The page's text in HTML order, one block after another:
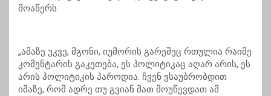
მოაწერს.
„ამაზე უკვე, მგონი, იუმორის გარეშეც რთულია რაიმე
კომენტარის გაკეთება, ეს პოლიტიკაც აღარ არის, ეს
არის პოლიტიკის პაროდია. ჩვენ ვსაუბრობდით
იმაზე, რომ ადრე თუ გვიან მათ მოუწევდათ ამ